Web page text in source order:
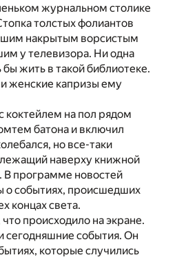
журнальном столике
толстых фолиантов
накрытым ворсистым
у телевизора. Ни одна
жить в такой библиотеке.
женские капризы ему
коктейлем на пол рядом
батона и включил
но все-таки
наверху книжной
В программе новостей
о событиях, происшедших
концах света.
происходило на экране.
сегодняшние события. Он
которые случились